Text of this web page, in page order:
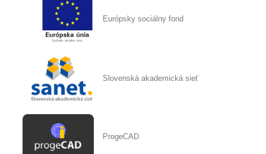
Európsky sociálny fond
Slovenská akademická sieť
ProgeCAD